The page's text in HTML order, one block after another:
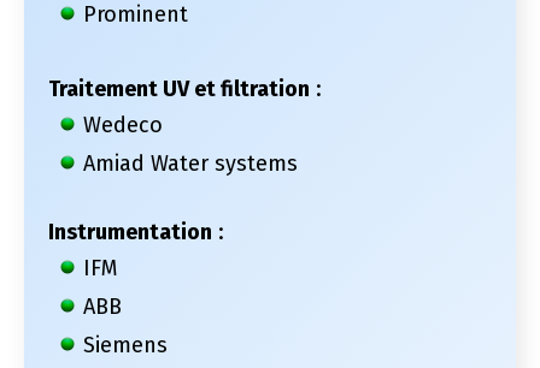
Prominent
Traitement UV et filtration :
Wedeco
Amiad Water systems
Instrumentation :
IFM
ABB
Siemens